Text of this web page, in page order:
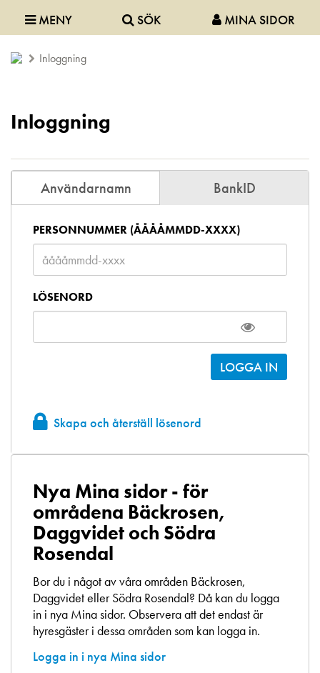
MENY SÖK MINA SIDOR
Inloggning
Inloggning
Användarnamn BankID
PERSONNUMMER (ÅÅÅÅMMDD-XXXX)
LÖSENORD
Skapa och återställ lösenord
Nya Mina sidor - för
områdena Bäckrosen,
Daggvidet och Södra
Rosendal
Bor du i något av våra områden Bäckrosen,
Daggvidet eller Södra Rosendal? Då kan du logga
in i nya Mina sidor. Observera att det endast är
hyresgäster i dessa områden som kan logga in.
Logga in i nya Mina sidor